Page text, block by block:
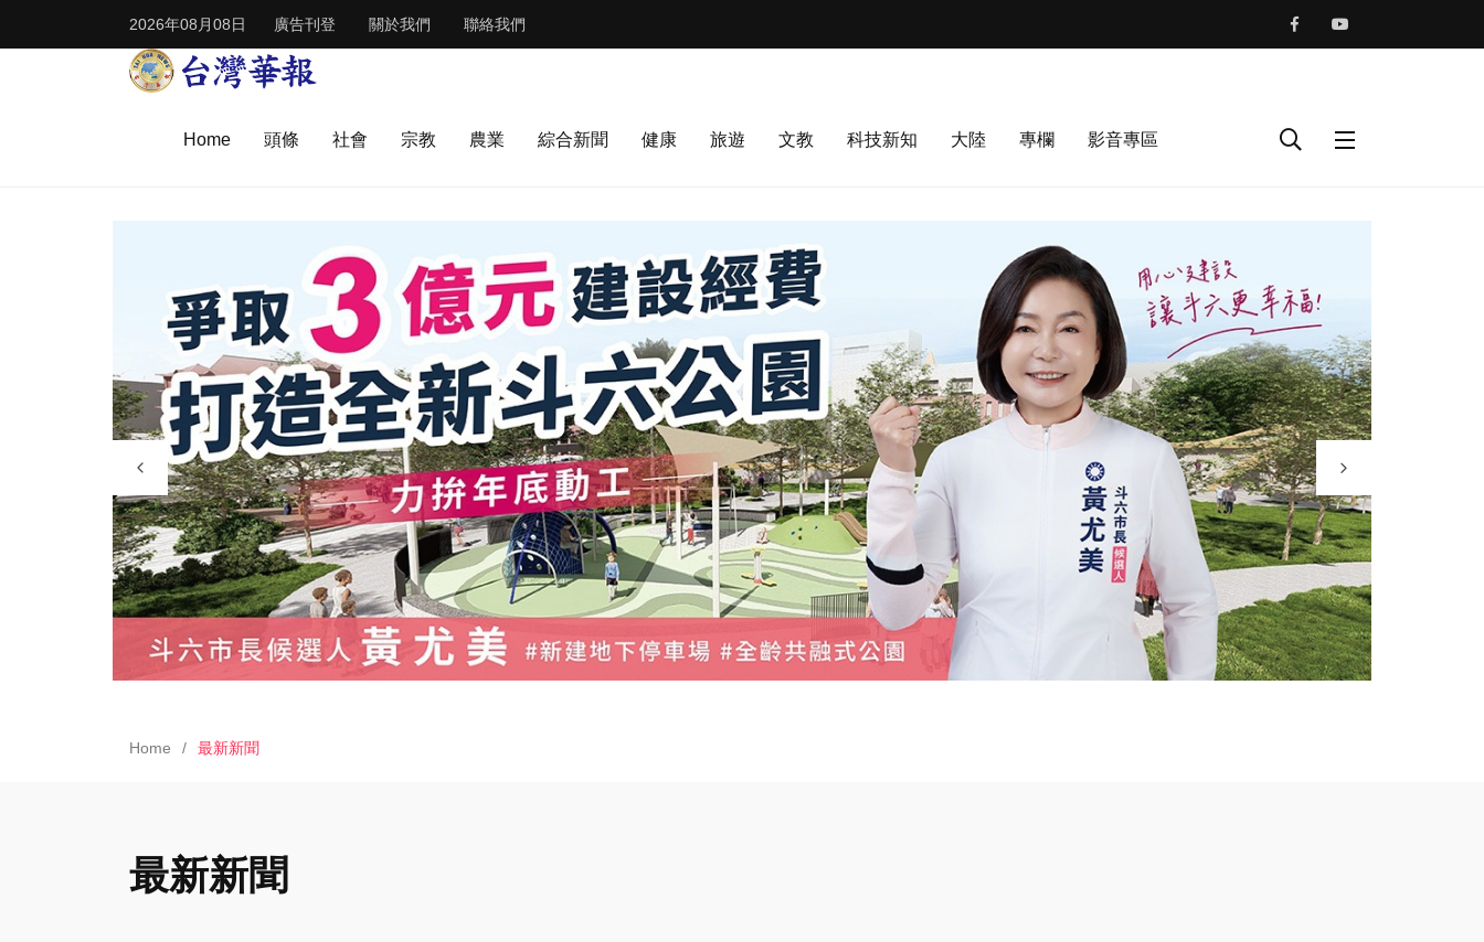
2026年08月08日 廣告刊登 關於我們 聯絡我們
Home 頭條 社會 宗教 農業 綜合新聞 健康 旅遊 文教 科技新知 大陸 專欄 影音專區
Home 最新新聞
最新新聞